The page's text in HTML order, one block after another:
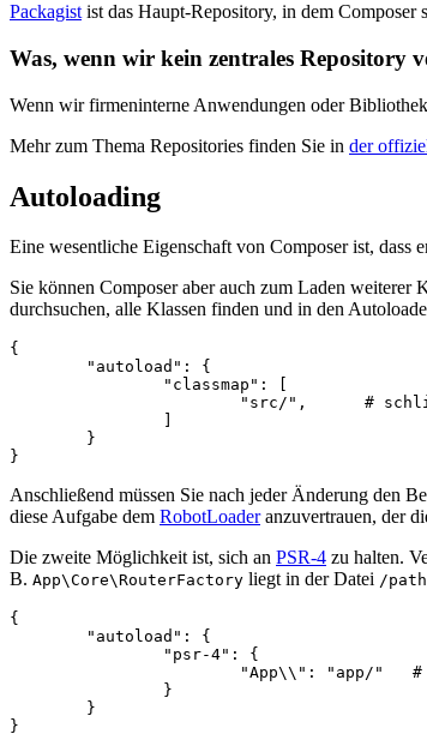
Packagist ist das Haupt-Repository, in dem Composer
Was, wenn wir kein zentrales Repository
Wenn wir firmeninterne Anwendungen oder
Mehr zum Thema Repositories finden Sie in der
Autoloading
Eine wesentliche Eigenschaft von Composer ist, dass
Sie können Composer aber auch zum Laden weiterer
durchsuchen, alle Klassen finden und in den
{
Anschließend müssen Sie nach jeder Änderung den
diese Aufgabe dem RobotLoaderanzuvertrauen, der
Die zweite Möglichkeit ist, sich an PSR-4 zu halten.
B. App\Core\RouterFactory liegt in der Datei /
{